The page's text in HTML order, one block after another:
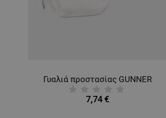
Γυαλιά προστασίας GUNNER
7,74 €